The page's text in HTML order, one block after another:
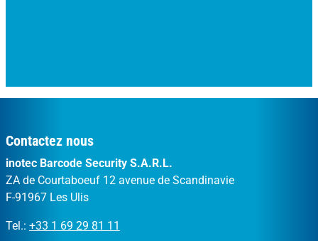
Contactez nous
inotec Barcode Security S.A.R.L.
ZA de Courtaboeuf 12 avenue de Scandinavie
F-91967 Les Ulis
Tel.: +33 1 69 29 81 11